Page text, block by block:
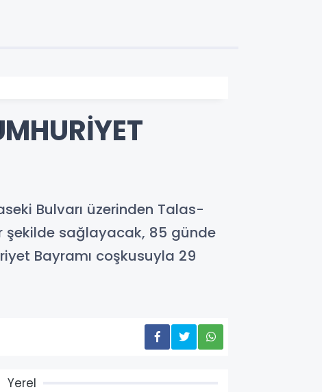
Bulvarı üzerinden Talas-
şekilde sağlayacak, 85 günde
Bayramı coşkusuyla 29
Yerel